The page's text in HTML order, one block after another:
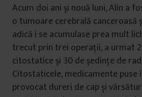
Acum doi ani și nouă luni, Alin a
o tumoare cerebrală canceroasă
adică i se acumulase prea mult
trecut prin trei operații, a urmat
citostatice și 30 de ședințe de
Citostaticele, medicamente puse
provocat dureri de cap și